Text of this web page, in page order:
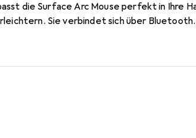
die Surface Arc Mouse perfekt in Ihre
Sie verbindet sich über Bluetooth.